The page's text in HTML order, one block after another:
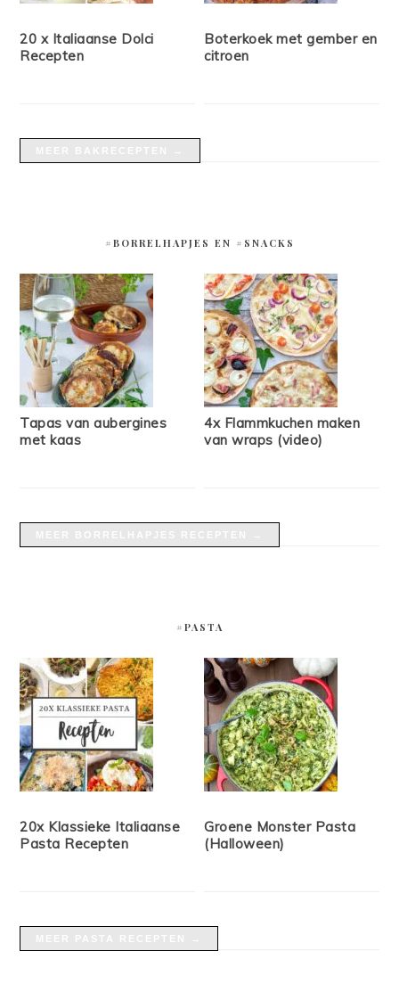
20 x Italiaanse Dolci
Recepten
Boterkoek met gember en
citroen
#BORRELHAPJES EN #SNACKS
Tapas van aubergines
met kaas
4x Flammkuchen maken
van wraps (video)
#PASTA
20x Klassieke Italiaanse
Pasta Recepten
Groene Monster Pasta
(Halloween)